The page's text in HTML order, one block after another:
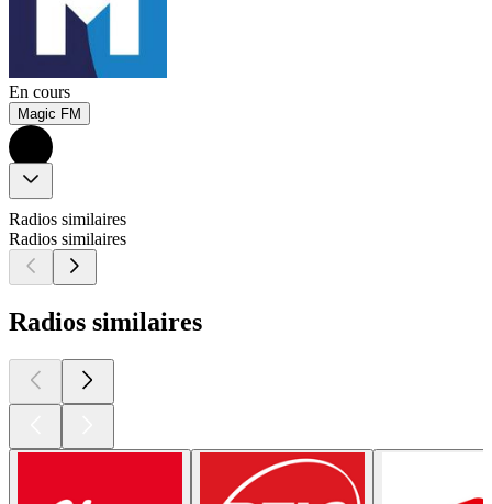
En cours
Magic FM
Radios similaires
Radios similaires
Radios similaires